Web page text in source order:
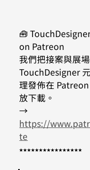
🧰
on Patreon
我們把接案與展
TouchDesigner
理發佈在
放下載。
→
https://
te
⭑⭑⭑⭑⭑⭑⭑⭑⭑⭑⭑⭑⭑⭑⭑⭑